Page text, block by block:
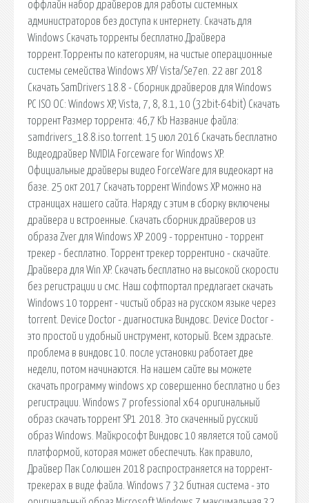
оффлайн набор драйверов для работы системных
администраторов без доступа к интернету. Скачать для
Windows Скачать торренты бесплатно.Драйвера
торрент.Торренты по категориям, на чистые операционные
системы семейства Windows XP/ Vista/Se7en. 22 авг 2018
Скачать SamDrivers 18.8 - Сборник драйверов для Windows
РС ISO ОС: Windows XP, Vista, 7, 8, 8.1, 10 (32bit-64bit) Скачать
торрент Размер торрента: 46,7 Kb Название файла:
samdrivers_18.8.iso.torrent. 15 июл 2016 Скачать бесплатно
Видеодрайвер NVIDIA Forceware for Windows XP.
Официальные драйверы видео ForceWare для видеокарт на
базе. 25 окт 2017 Скачать торрент Windows XP можно на
страницах нашего сайта. Наряду с этим в сборку включены
драйвера и встроенные. Скачать сборник драйверов из
образа Zver для Windows XP 2009 - торрентино - торрент
трекер - бесплатно. Торрент трекер торрентино - скачайте.
Драйвера для Win XP. Скачать бесплатно на высокой скорости
без регистрации и смс. Наш софтпортал предлагает скачать
Windows 10 торрент - чистый образ на русском языке через
torrent. Device Doctor - диагностика Виндовс. Device Doctor -
это простой и удобный инструмент, который. Всем здрасьте.
проблема в виндовс 10. после установки работает две
недели, потом начинаются. На нашем сайте вы можете
скачать программу windows xp совершенно бесплатно и без
регистрации. Windows 7 professional x64 оригинальный
образ скачать торрент SP1 2018. Это скаченный русский
образ Windows. Майкрософт Виндовс 10 является той самой
платформой, которая может обеспечить. Как правило,
Драйвер Пак Солюшен 2018 распространяется на торрент-
трекерах в виде файла. Windows 7 32 битная система - это